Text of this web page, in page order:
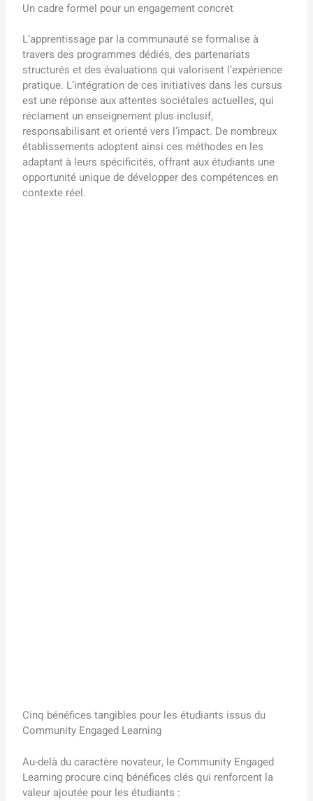
Un cadre formel pour un engagement concret
L’apprentissage par la communauté se formalise à
travers des programmes dédiés, des partenariats
structurés et des évaluations qui valorisent l’expérience
pratique. L’intégration de ces initiatives dans les cursus
est une réponse aux attentes sociétales actuelles, qui
réclament un enseignement plus inclusif,
responsabilisant et orienté vers l’impact. De nombreux
établissements adoptent ainsi ces méthodes en les
adaptant à leurs spécificités, offrant aux étudiants une
opportunité unique de développer des compétences en
contexte réel.
Cinq bénéfices tangibles pour les étudiants issus du
Community Engaged Learning
Au-delà du caractère novateur, le Community Engaged
Learning procure cinq bénéfices clés qui renforcent la
valeur ajoutée pour les étudiants :